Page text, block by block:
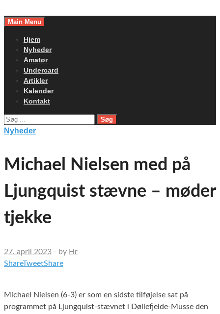
toMain Menu
Hjem
Nyheder
Amatør
Undercard
Artikler
Kalender
Kontakt
Søg
efter:
Nyheder
Michael Nielsen med på
Ljungquist stævne – møder
tjekke
27. april 2023 - by Hr
ShareTweetShare
Michael Nielsen (6-3) er som en sidste tilføjelse sat på
programmet på Ljungquist-stævnet i Døllefjelde-Musse den